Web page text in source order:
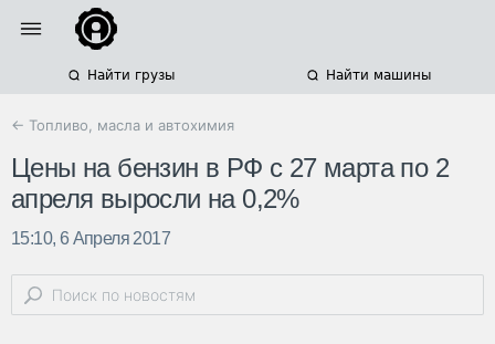
Найти грузы Найти машины
← Топливо, масла и автохимия
Цены на бензин в РФ с 27 марта по 2
апреля выросли на 0,2%
15:10, 6 Апреля 2017